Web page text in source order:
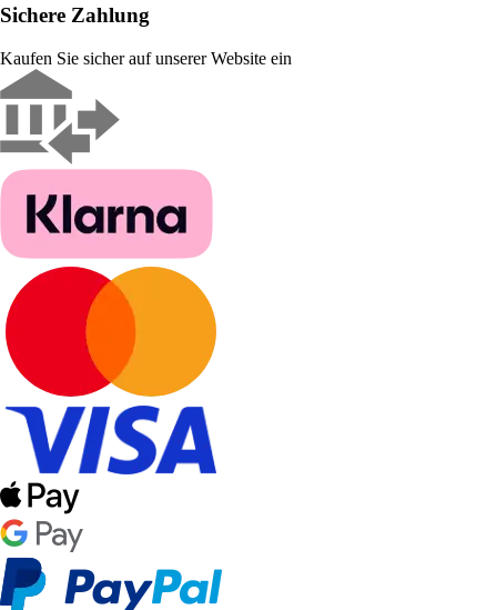
Sichere Zahlung
Kaufen Sie sicher auf unserer Website ein